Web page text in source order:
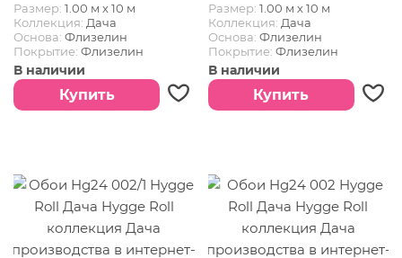
Размер: 1.00 м х 10 м
Коллекция: Дача
Основа: Флизелин
Покрытие: Флизелин
В наличии
Купить
Размер: 1.00 м х 10 м
Коллекция: Дача
Основа: Флизелин
Покрытие: Флизелин
В наличии
Купить